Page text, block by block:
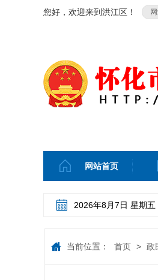
您好，欢迎来到洪江区！
网站首页
2026年8月7日 星期
当前位置： 首页 > 政